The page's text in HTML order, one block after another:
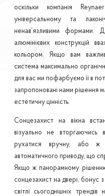
оскільки компанія
універсальному та
ненав’язливими формами.
алюмінієвих конструкцій
кольором. Якщо вам
система максимально
для вас ми пофарбуємо її в
запропоновані нами рішення
естетичну цінність.
Сонцезахист на вікна
візуально не вторгаючись
рухатися вручну, або ж
автоматичного приводу, що
Якщо ж панорамному рішенню
сонцезахист на двері, бонус
світлі сьогоднішніх